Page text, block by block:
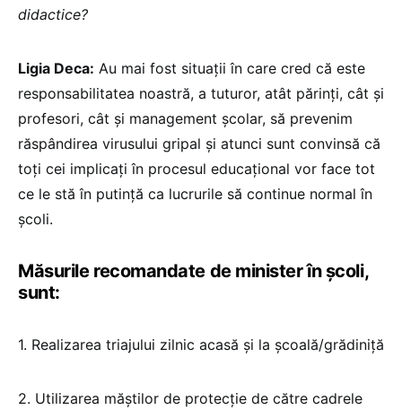
didactice?
Ligia Deca: Au mai fost situații în care cred că este
responsabilitatea noastră, a tuturor, atât părinți, cât și
profesori, cât și management școlar, să prevenim
răspândirea virusului gripal și atunci sunt convinsă că
toți cei implicați în procesul educațional vor face tot
ce le stă în putință ca lucrurile să continue normal în
școli.
Măsurile recomandate de minister în școli,
sunt:
1. Realizarea triajului zilnic acasă și la școală/grădiniță
2. Utilizarea măștilor de protecție de către cadrele